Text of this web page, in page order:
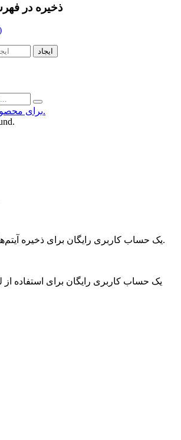
ذخیره در
ایجاد
برای محصولات بیشتر کلیک کنید.
یک حساب کاربری رایگان برای ذخیره آیتم‌های محبوب ایجاد کنید.
یک حساب کاربری رایگان برای استفاده